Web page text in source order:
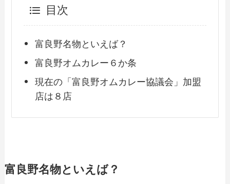
目次
富良野名物といえば？
富良野オムカレー６か条
現在の「富良野オムカレー協議会」加盟
店は８店
富良野名物といえば？